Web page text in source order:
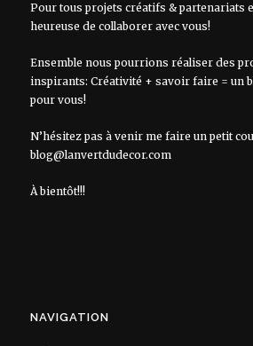
Pour tous projets créatifs & partenariats
heureuse de collaborer avec vous!
Ensemble nous pourrions réaliser des
inspirants: Créativité + savoir faire = un
pour vous!
N’hésitez pas à venir me faire un petit
blog@lanvertdudecor.com
À bientôt!!!
NAVIGATION